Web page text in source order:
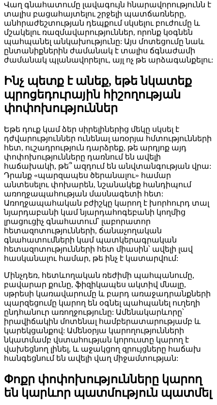
Վաղ գնահատումը լավագույն հնարավորությունն է
տալիս բացահայտելու շրջելի պատճառները,
անհրաժեշտության դեպքում սկսելու բուժումը և
մշակելու ռազմավարություններ, որոնք կօգնեն
պահպանել անկախությունը: Այս մոտեցումը նաև
ընտանիքներին ժամանակ է տալիս ճգնաժամի
ժամանակ պլանավորելու, այլ ոչ թե արձագանքելու:
Ինչ պետք է անեք, եթե նկատեք
պրոցեդուրային հիշողության
փոփոխություններ
Եթե ​​դուք կամ ձեր սիրելիներից մեկը սկսել է
դժվարություններ ունենալ առօրյա հմտությունների
հետ, ուշադրություն դարձրեք, թե արդյոք այդ
փոփոխությունները դառնում են ավելի
հաճախակի, թե՞ ազդում են անվտանգության վրա:
Դրանք «պարզապես ծերանալու» համար
անտեսելու փոխարեն, նշանակեք հանդիպում
առողջապահության մասնագետի հետ:
Առողջապահական բժիշկը կարող է խորհուրդ տալ
նյարդաբանի կամ նյարդահոգեբանի կողմից
լրացուցիչ գնահատում՝ լաբորատոր
հետազոտությունների, ճանաչողական
գնահատումների կամ պատկերագրական
հետազոտությունների հետ միասին՝ ավելի լավ
հասկանալու համար, թե ինչ է կատարվում:
Մինչդեռ, հետևողական ռեժիմի պահպանումը,
բավարար քունը, ֆիզիկապես ակտիվ մնալը,
սթրեսի կառավարումը և բարդ առաջադրանքների
պարզեցումը կարող են օգնել պահպանել ուղեղի
ընդհանուր առողջությունը: Ամենակարևորը՝
իրավիճակին մոտենալ համբերատարությամբ և
կարեկցանքով: Ամենօրյա կարողությունների
նկատմամբ վստահության կորուստը կարող է
վախեցնող լինել, և աջակցող զրույցները հաճախ
հանգեցնում են ավելի վաղ միջամտության:
Փոքր փոփոխությունները կարող
են կարևոր պատմություն պատմել